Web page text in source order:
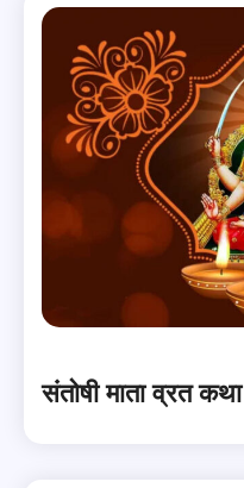
संतोषी माता व्रत कथा